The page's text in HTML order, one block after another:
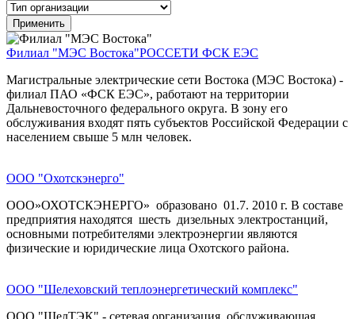
Филиал "МЭС Востока"РОССЕТИ ФСК ЕЭС
Магистральные электрические сети Востока (МЭС Востока) -
филиал ПАО «ФСК ЕЭС», работают на территории
Дальневосточного федерального округа. В зону его
обслуживания входят пять субъектов Российской Федерации с
населением свыше 5 млн человек.
ООО "Охотскэнерго"
ООО»ОХОТСКЭНЕРГО» образовано 01.7. 2010 г. В составе
предприятия находятся шесть дизельных электростанций,
основными потребителями электроэнергии являются
физические и юридические лица Охотского района.
ООО "Шелеховский теплоэнергетический комплекс"
ООО "ШелТЭК" - сетевая организация, обслуживающая